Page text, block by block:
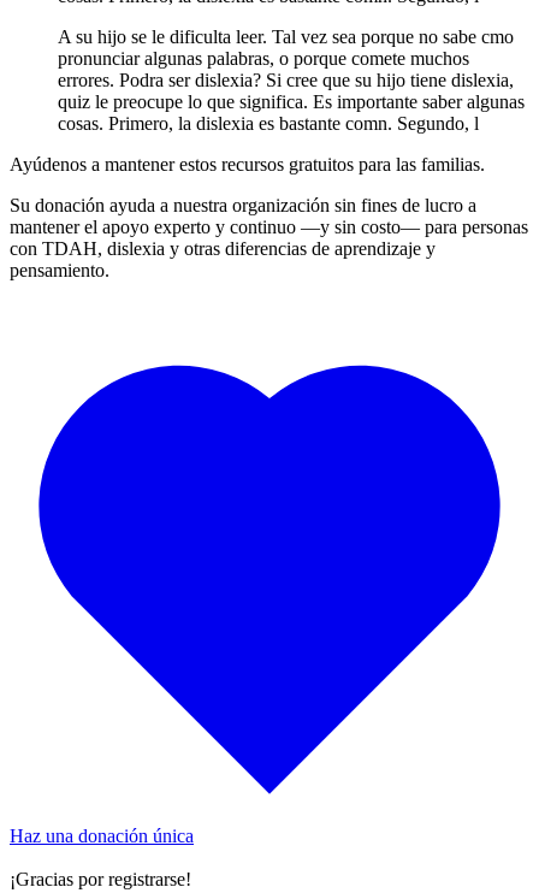
A su hijo se le dificulta leer. Tal vez sea porque no sabe cmo
pronunciar algunas palabras, o porque comete muchos
errores. Podra ser dislexia? Si cree que su hijo tiene dislexia,
quiz le preocupe lo que significa. Es importante saber algunas
cosas. Primero, la dislexia es bastante comn. Segundo, l
Ayúdenos a mantener estos recursos gratuitos para las familias.
Su donación ayuda a nuestra organización sin fines de lucro a
mantener el apoyo experto y continuo —y sin costo— para personas
con TDAH, dislexia y otras diferencias de aprendizaje y
pensamiento.
Haz una donación única
¡Gracias por registrarse!